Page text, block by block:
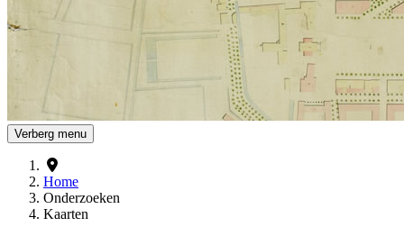
Verberg menu
Home
Onderzoeken
Kaarten